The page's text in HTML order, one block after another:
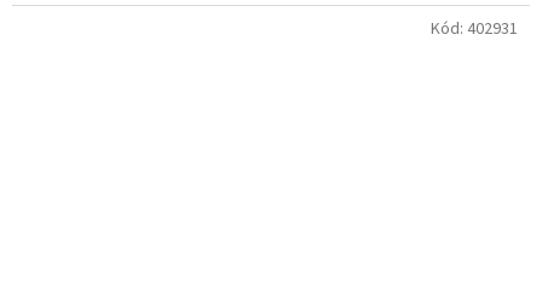
Kód: 402931